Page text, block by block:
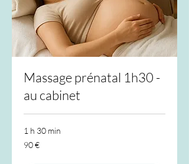
Massage prénatal 1h30 -
au cabinet
1 h 30 min
90
euros
90 €